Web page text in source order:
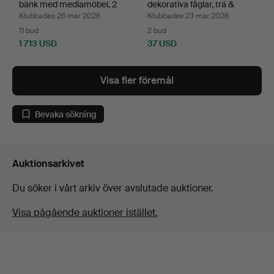
bänk med mediamöbel, 2
del…
Klubbades 26 mar 2026
11 bud
1 713 USD
föremål
dekorativa fåglar, trä &
met…
Klubbades 23 mar 2026
2 bud
37 USD
Visa fler föremål
Bevaka sökning
Auktionsarkivet
Du söker i vårt arkiv över avslutade auktioner.
Visa pågående auktioner istället.